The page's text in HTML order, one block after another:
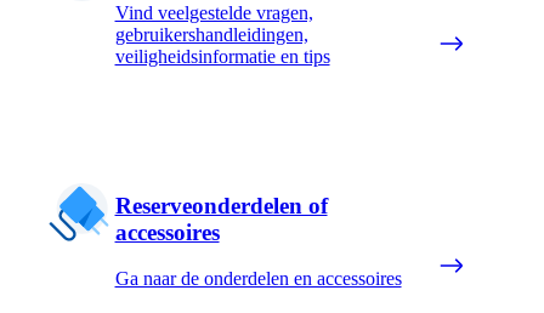
Vind veelgestelde vragen,
gebruikershandleidingen,
veiligheidsinformatie en tips
Reserveonderdelen of
accessoires
Ga naar de onderdelen en accessoires